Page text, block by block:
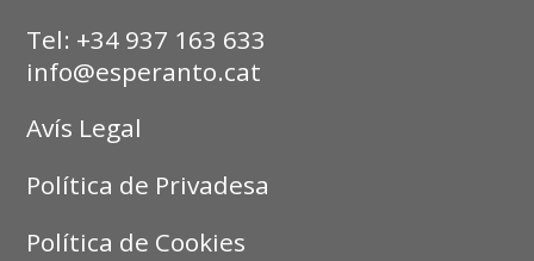
Tel: +34 937 163 633
info@esperanto.cat
Avís Legal
Política de Privadesa
Política de Cookies